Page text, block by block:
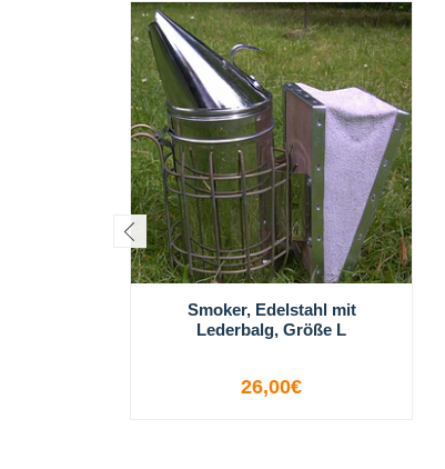
Smoker, Edelstahl mit
Lederbalg, Größe L
+
26,00€